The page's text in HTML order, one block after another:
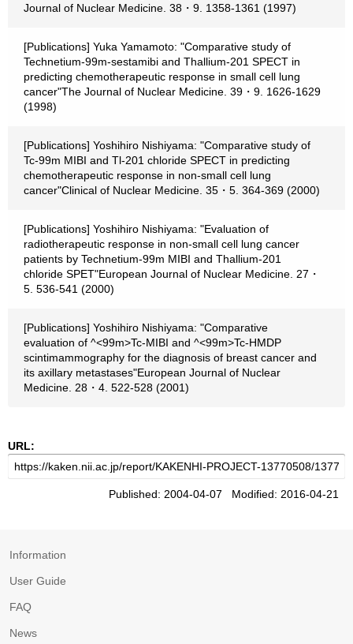
Journal of Nuclear Medicine. 38・9. 1358-1361 (1997)
[Publications] Yuka Yamamoto: "Comparative study of
Technetium-99m-sestamibi and Thallium-201 SPECT in
predicting chemotherapeutic response in small cell lung
cancer"The Journal of Nuclear Medicine. 39・9. 1626-1629
(1998)
[Publications] Yoshihiro Nishiyama: "Comparative study of
Tc-99m MIBI and Tl-201 chloride SPECT in predicting
chemotherapeutic response in non-small cell lung
cancer"Clinical of Nuclear Medicine. 35・5. 364-369 (2000)
[Publications] Yoshihiro Nishiyama: "Evaluation of
radiotherapeutic response in non-small cell lung cancer
patients by Technetium-99m MIBI and Thallium-201
chloride SPET"European Journal of Nuclear Medicine. 27・
5. 536-541 (2000)
[Publications] Yoshihiro Nishiyama: "Comparative
evaluation of ^<99m>Tc-MIBI and ^<99m>Tc-HMDP
scintimammography for the diagnosis of breast cancer and
its axillary metastases"European Journal of Nuclear
Medicine. 28・4. 522-528 (2001)
URL:
Published: 2004-04-07 Modified: 2016-04-21
Information
User Guide
FAQ
News